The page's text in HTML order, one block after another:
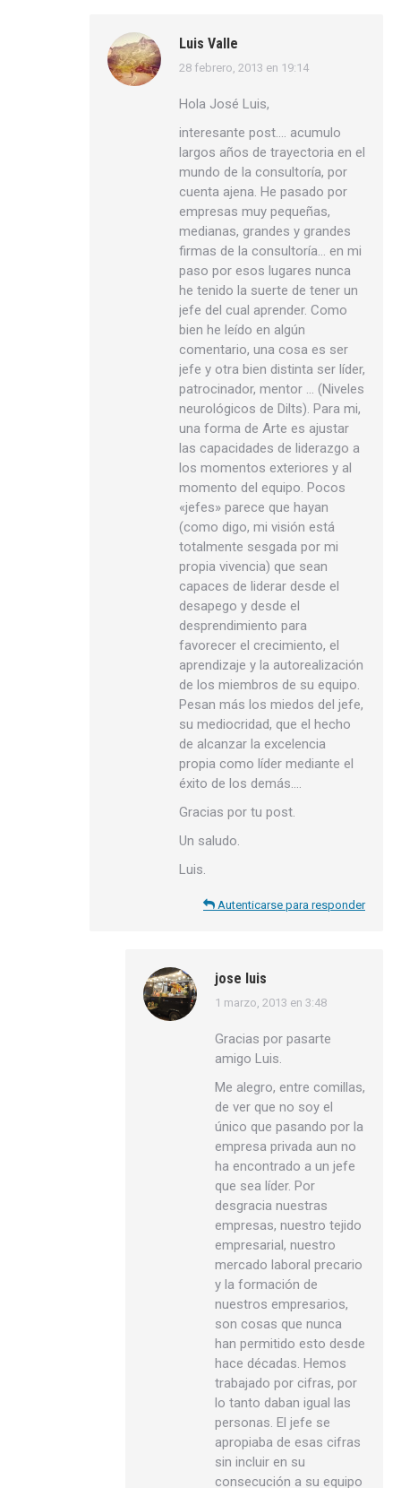
Luis Valle
dice:
28 febrero, 2013 en 19:14
Hola José Luis,
interesante post…. acumulo
largos años de trayectoria en el
mundo de la consultoría, por
cuenta ajena. He pasado por
empresas muy pequeñas,
medianas, grandes y grandes
firmas de la consultoría… en mi
paso por esos lugares nunca
he tenido la suerte de tener un
jefe del cual aprender. Como
bien he leído en algún
comentario, una cosa es ser
jefe y otra bien distinta ser líder,
patrocinador, mentor … (Niveles
neurológicos de Dilts). Para mi,
una forma de Arte es ajustar
las capacidades de liderazgo a
los momentos exteriores y al
momento del equipo. Pocos
«jefes» parece que hayan
(como digo, mi visión está
totalmente sesgada por mi
propia vivencia) que sean
capaces de liderar desde el
desapego y desde el
desprendimiento para
favorecer el crecimiento, el
aprendizaje y la autorealización
de los miembros de su equipo.
Pesan más los miedos del jefe,
su mediocridad, que el hecho
de alcanzar la excelencia
propia como líder mediante el
éxito de los demás….
Gracias por tu post.
Un saludo.
Luis.
Autenticarse para responder
jose luis
dice:
1 marzo, 2013 en 3:48
Gracias por pasarte
amigo Luis.
Me alegro, entre comillas,
de ver que no soy el
único que pasando por la
empresa privada aun no
ha encontrado a un jefe
que sea líder. Por
desgracia nuestras
empresas, nuestro tejido
empresarial, nuestro
mercado laboral precario
y la formación de
nuestros empresarios,
son cosas que nunca
han permitido esto desde
hace décadas. Hemos
trabajado por cifras, por
lo tanto daban igual las
personas. El jefe se
apropiaba de esas cifras
sin incluir en su
consecución a su equipo